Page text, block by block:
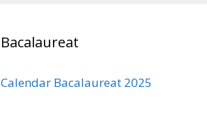
Bacalaureat
Calendar Bacalaureat 2025